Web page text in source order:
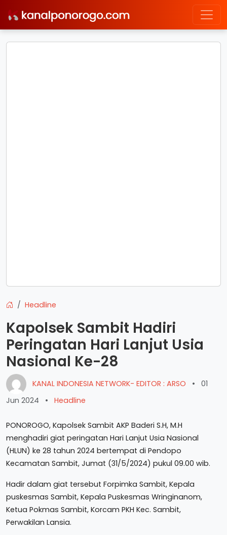
Headline
Kapolsek Sambit Hadiri
Peringatan Hari Lanjut Usia
Nasional Ke-28
KANAL INDONESIA NETWORK- EDITOR : ARSO •
01
Jun 2024
• Headline
PONOROGO, Kapolsek Sambit AKP Baderi S.H, M.H
menghadiri giat peringatan Hari Lanjut Usia Nasional
(HLUN) ke 28 tahun 2024 bertempat di Pendopo
Kecamatan Sambit, Jumat (31/5/2024) pukul 09.00 wib.
Hadir dalam giat tersebut Forpimka Sambit, Kepala
puskesmas Sambit, Kepala Puskesmas Wringinanom,
Ketua Pokmas Sambit, Korcam PKH Kec. Sambit,
Perwakilan Lansia.